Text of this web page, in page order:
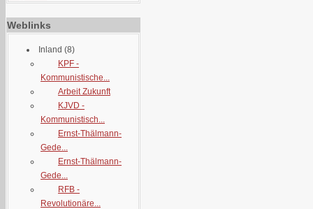
Weblinks
Inland (8)
KPF -
Kommunistische...
Arbeit Zukunft
KJVD -
Kommunistisch...
Ernst-Thälmann-
Gede...
Ernst-Thälmann-
Gede...
RFB -
Revolutionäre...